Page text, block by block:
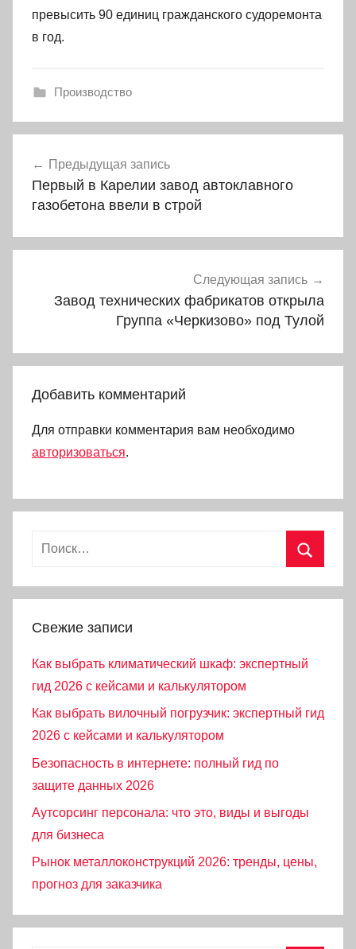
превысить 90 единиц гражданского судоремонта
в год.
Производство
по
записям
Предыдущая запись
Первый в Карелии завод автоклавного
газобетона ввели в строй
Следующая запись
Завод технических фабрикатов открыла
Группа «Черкизово» под Тулой
Добавить комментарий
Для отправки комментария вам необходимо
авторизоваться.
Найти:
Свежие записи
Как выбрать климатический шкаф: экспертный
гид 2026 с кейсами и калькулятором
Как выбрать вилочный погрузчик: экспертный гид
2026 с кейсами и калькулятором
Безопасность в интернете: полный гид по
защите данных 2026
Аутсорсинг персонала: что это, виды и выгоды
для бизнеса
Рынок металлоконструкций 2026: тренды, цены,
прогноз для заказчика